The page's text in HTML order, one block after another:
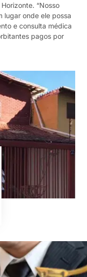
“Nosso
lugar onde ele possa
e consulta médica
pagos por